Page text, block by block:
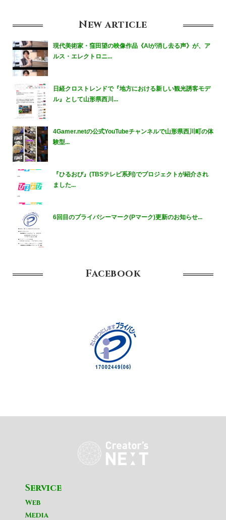
Newarticle
現代美術家・窪田望の映像作品《AIが消し去る声》が、ア
ルス・エレクトロニ...
日経クロストレンドで『地方における新しい観光誘客モデ
ル』として山形県西川...
4Gamer.netの公式YouTubeチャンネルで山形県西川町の体
験型...
『ひるおび』(TBSテレビ系列)でプロジェクトが紹介され
ました...
6回目のプライバシーマーク(Pマーク)更新のお知らせ...
Facebook
Service
Web
Media